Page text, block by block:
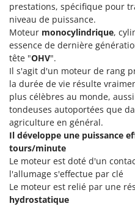
Mockmill
More than chef
MOSA
MOVA
Mowox
MTD
N
New O.M.R.A.
Nilfisk
Ninja
Novatec
prestations, spécifique pour
niveau de puissance.
Moteur monocylindrique,
essence de dernière
tête "OHV".
Il s'agit d'un moteur de rang
la durée de vie résulte
plus célèbres au monde,
tondeuses autoportées que
agriculture en général.
Il développe une puissance
tours/minute
Le moteur est doté d'un
l'allumage s'effectue par clé
Le moteur est relié par une
hydrostatique